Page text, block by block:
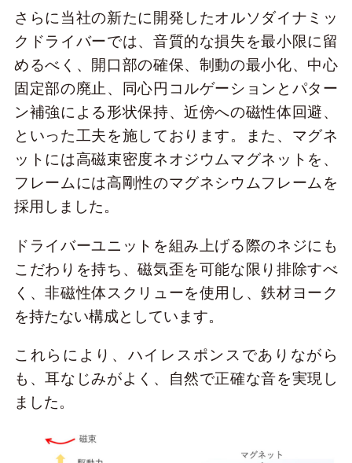
さらに当社の新たに開発したオルソダイナミッ
クドライバーでは、音質的な損失を最小限に留
めるべく、開口部の確保、制動の最小化、中心
固定部の廃止、同心円コルゲーションとパター
ン補強による形状保持、近傍への磁性体回避、
といった工夫を施しております。また、マグネ
ットには高磁束密度ネオジウムマグネットを、
フレームには高剛性のマグネシウムフレームを
採用しました。
ドライバーユニットを組み上げる際のネジにも
こだわりを持ち、磁気歪を可能な限り排除すべ
く、非磁性体スクリューを使用し、鉄材ヨーク
を持たない構成としています。
これらにより、ハイレスポンスでありながら
も、耳なじみがよく、自然で正確な音を実現し
ました。